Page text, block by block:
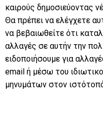
καιρούς δημοσιεύοντας
Θα πρέπει να ελέγχετε
να βεβαιωθείτε ότι
αλλαγές σε αυτήν την
ειδοποιήσουμε για
email ή μέσω του
μηνυμάτων στον